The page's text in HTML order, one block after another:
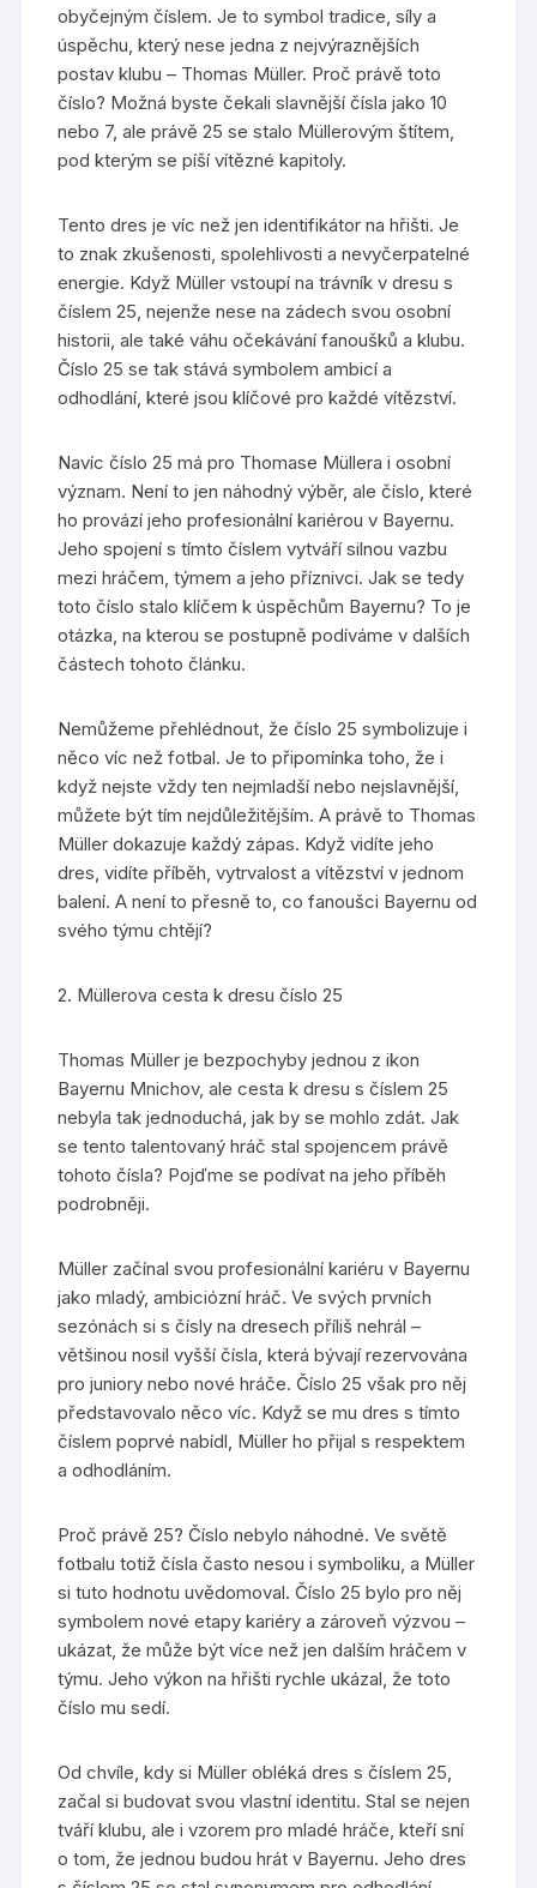
obyčejným číslem. Je to symbol tradice, síly a
úspěchu, který nese jedna z nejvýraznějších
postav klubu – Thomas Müller. Proč právě toto
číslo? Možná byste čekali slavnější čísla jako 10
nebo 7, ale právě 25 se stalo Müllerovým štítem,
pod kterým se píší vítězné kapitoly.
Tento dres je víc než jen identifikátor na hřišti. Je
to znak zkušenosti, spolehlivosti a nevyčerpatelné
energie. Když Müller vstoupí na trávník v dresu s
číslem 25, nejenže nese na zádech svou osobní
historii, ale také váhu očekávání fanoušků a klubu.
Číslo 25 se tak stává symbolem ambicí a
odhodlání, které jsou klíčové pro každé vítězství.
Navíc číslo 25 má pro Thomase Müllera i osobní
význam. Není to jen náhodný výběr, ale číslo, které
ho provází jeho profesionální kariérou v Bayernu.
Jeho spojení s tímto číslem vytváří silnou vazbu
mezi hráčem, týmem a jeho příznivci. Jak se tedy
toto číslo stalo klíčem k úspěchům Bayernu? To je
otázka, na kterou se postupně podíváme v dalších
částech tohoto článku.
Nemůžeme přehlédnout, že číslo 25 symbolizuje i
něco víc než fotbal. Je to připomínka toho, že i
když nejste vždy ten nejmladší nebo nejslavnější,
můžete být tím nejdůležitějším. A právě to Thomas
Müller dokazuje každý zápas. Když vidíte jeho
dres, vidíte příběh, vytrvalost a vítězství v jednom
balení. A není to přesně to, co fanoušci Bayernu od
svého týmu chtějí?
2. Müllerova cesta k dresu číslo 25
Thomas Müller je bezpochyby jednou z ikon
Bayernu Mnichov, ale cesta k dresu s číslem 25
nebyla tak jednoduchá, jak by se mohlo zdát. Jak
se tento talentovaný hráč stal spojencem právě
tohoto čísla? Pojďme se podívat na jeho příběh
podrobněji.
Müller začínal svou profesionální kariéru v Bayernu
jako mladý, ambiciózní hráč. Ve svých prvních
sezónách si s čísly na dresech příliš nehrál –
většinou nosil vyšší čísla, která bývají rezervována
pro juniory nebo nové hráče. Číslo 25 však pro něj
představovalo něco víc. Když se mu dres s tímto
číslem poprvé nabídl, Müller ho přijal s respektem
a odhodláním.
Proč právě 25? Číslo nebylo náhodné. Ve světě
fotbalu totiž čísla často nesou i symboliku, a Müller
si tuto hodnotu uvědomoval. Číslo 25 bylo pro něj
symbolem nové etapy kariéry a zároveň výzvou –
ukázat, že může být více než jen dalším hráčem v
týmu. Jeho výkon na hřišti rychle ukázal, že toto
číslo mu sedí.
Od chvíle, kdy si Müller obléká dres s číslem 25,
začal si budovat svou vlastní identitu. Stal se nejen
tváří klubu, ale i vzorem pro mladé hráče, kteří sní
o tom, že jednou budou hrát v Bayernu. Jeho dres